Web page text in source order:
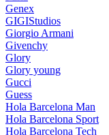
Genex
GIGIStudios
Giorgio Armani
Givenchy
Glory
Glory young
Gucci
Guess
Hola Barcelona Man
Hola Barcelona Sport
Hola Barcelona Tech